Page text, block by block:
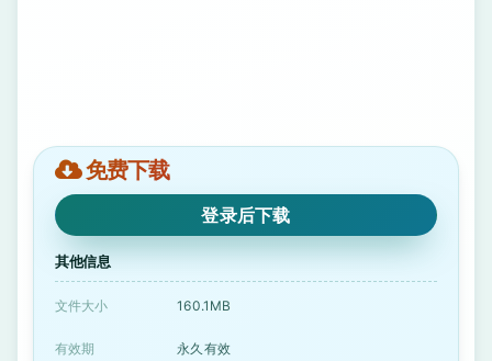
免费下载
登录后下载
其他信息
文件大小 160.1MB
有效期 永久有效